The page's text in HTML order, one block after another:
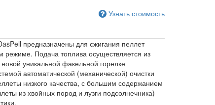
Узнать стоимость
предназначены для сжигания пеллет
режиме. Подача топлива осуществляется из
уникальной факельной горелке
автоматической (механической) очистки
низкого качества, с большим содержанием
из хвойных пород и лузги подсолнечника)